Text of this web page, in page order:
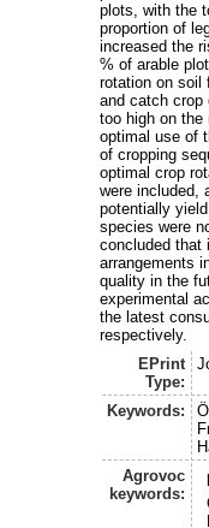
plots, with the
proportion of
increased the
% of arable
rotation on soil
and catch crop
too high on
optimal use of
of cropping
optimal crop
were included,
potentially
species were
concluded that
arrangements
quality in the
experimental
the latest
respectively.
EPrint
Type:
Keywords:
Agrovoc
keywords: